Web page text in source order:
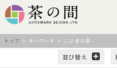
トップ > キーワード > こいまろ茶
並び替え